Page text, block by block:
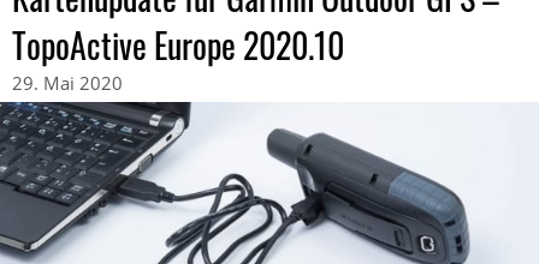
TopoActive Europe 2020.10
29. Mai 2020